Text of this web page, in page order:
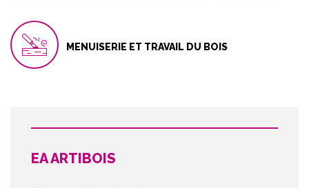
MENUISERIE ET TRAVAIL DU BOIS
EA ARTIBOIS